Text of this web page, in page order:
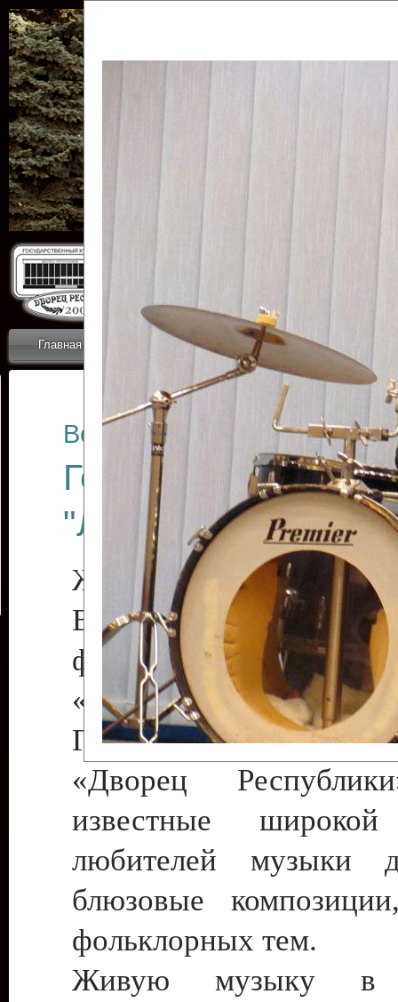
Главная Приветствие Коллективы Новости
ОТЧЕТЫ ГКЦ
Все отчеты
Государственный
"Либерти"
Живая музыка!
Во второй день
фестиваля искусств
«Мэрцишор-
Государственном
«Дворец
известные широкой
любителей музыки
блюзовые
фольклорных тем.
Живую музыку в